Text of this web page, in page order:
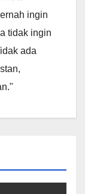
ingin
tidak ingin
ada